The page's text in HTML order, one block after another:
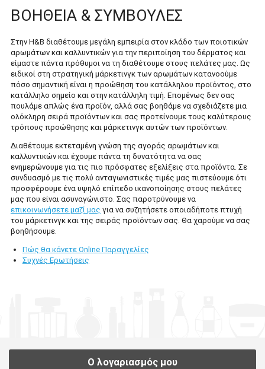
ONLINE ΠΑΡΑΓΓΕΛΊΕΣ
Ο ΛΟΓΑΡΙΑΣΜΌΣ ΜΟΥ
ΒΟΉΘΕΙΑ & ΣΥΜΒΟΥΛΈΣ
Στην H&B διαθέτουμε μεγάλη εμπειρία στον κλάδο των ποιοτικών
αρωμάτων και καλλυντικών για την περιποίηση του δέρματος και
είμαστε πάντα πρόθυμοι να τη διαθέτουμε στους πελάτες μας. Ως
ειδικοί στη στρατηγική μάρκετινγκ των αρωμάτων κατανοούμε
πόσο σημαντική είναι η προώθηση του κατάλληλου προϊόντος, στο
κατάλληλο σημείο και στην κατάλληλη τιμή. Επομένως δεν σας
πουλάμε απλώς ένα προϊόν, αλλά σας βοηθάμε να σχεδιάζετε μια
ολόκληρη σειρά προϊόντων και σας προτείνουμε τους καλύτερους
τρόπους προώθησης και μάρκετινγκ αυτών των προϊόντων.
Διαθέτουμε εκτεταμένη γνώση της αγοράς αρωμάτων και
καλλυντικών και έχουμε πάντα τη δυνατότητα να σας
ενημερώνουμε για τις πιο πρόσφατες εξελίξεις στα προϊόντα. Σε
συνδυασμό με τις πολύ ανταγωνιστικές τιμές μας πιστεύουμε ότι
προσφέρουμε ένα υψηλό επίπεδο ικανοποίησης στους πελάτες
μας που είναι ασυναγώνιστο. Σας παροτρύνουμε να
επικοινωνήσετε μαζί μας για να συζητήσετε οποιαδήποτε πτυχή
του μάρκετινγκ και της σειράς προϊόντων σας. Θα χαρούμε να σας
βοηθήσουμε.
Πώς θα κάνετε Online Παραγγελίες
Συχνές Ερωτήσεις
Ο λογαριασμός μου